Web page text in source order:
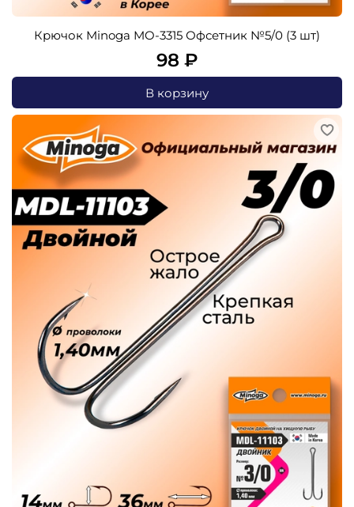
Крючок Minoga MO-3315 Офсетник №5/0 (3 шт)
98 ₽
В корзину